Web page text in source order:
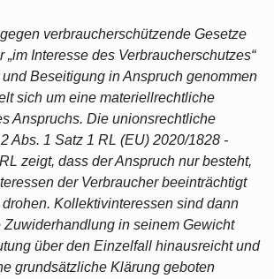
verbraucherschützende Gesetze
„im Interesse des Verbraucherschutzes“
Beseitigung in Anspruch genommen
sich um eine materiellrechtliche
Anspruchs. Die unionsrechtliche
Abs. 1 Satz 1 RL (EU) 2020/1828 -
zeigt, dass der Anspruch nur besteht,
der Verbraucher beeinträchtigt
Kollektivinteressen sind dann
Zuwiderhandlung in seinem Gewicht
über den Einzelfall hinausreicht und
grundsätzliche Klärung geboten